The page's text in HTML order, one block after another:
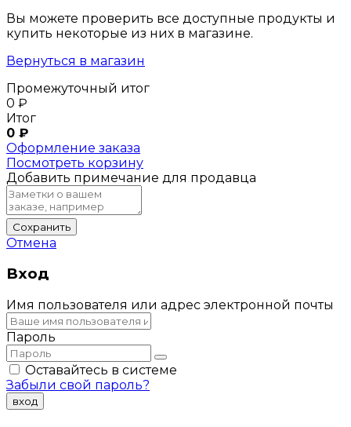
Вы можете проверить все доступные продукты и
купить некоторые из них в магазине.
Вернуться в магазин
Промежуточный итог
0 ₽
Итог
0 ₽
Оформление заказа
Посмотреть корзину
Добавить примечание для продавца
Сохранить
Отмена
Вход
Имя пользователя или адрес электронной почты
Пароль
Оставайтесь в системе
Забыли свой пароль?
вход